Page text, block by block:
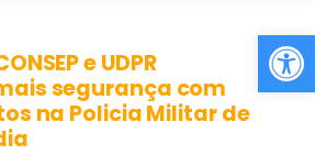
e UDPR
segurança com
na Policia Militar de